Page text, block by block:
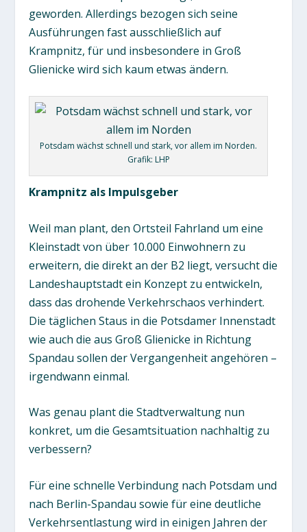
geworden. Allerdings bezogen sich seine
Ausführungen fast ausschließlich auf
Krampnitz, für und insbesondere in Groß
Glienicke wird sich kaum etwas ändern.
Potsdam wächst schnell und stark, vor allem im Norden.
Grafik: LHP
Krampnitz als Impulsgeber
Weil man plant, den Ortsteil Fahrland um eine
Kleinstadt von über 10.000 Einwohnern zu
erweitern, die direkt an der B2 liegt, versucht die
Landeshauptstadt ein Konzept zu entwickeln,
dass das drohende Verkehrschaos verhindert.
Die täglichen Staus in die Potsdamer Innenstadt
wie auch die aus Groß Glienicke in Richtung
Spandau sollen der Vergangenheit angehören –
irgendwann einmal.
Was genau plant die Stadtverwaltung nun
konkret, um die Gesamtsituation nachhaltig zu
verbessern?
Für eine schnelle Verbindung nach Potsdam und
nach Berlin-Spandau sowie für eine deutliche
Verkehrsentlastung wird in einigen Jahren der